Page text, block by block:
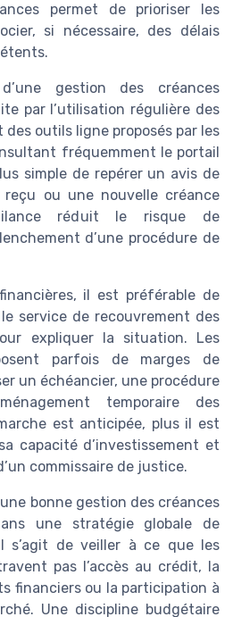
permet de prioriser les
si nécessaire, des délais
gestion des créances
par l’utilisation régulière des
outils ligne proposés par les
fréquemment le portail
simple de repérer un avis de
ou une nouvelle créance
réduit le risque de
d’une procédure de
il est préférable de
service de recouvrement des
expliquer la situation. Les
parfois de marges de
un échéancier, une procédure
temporaire des
est anticipée, plus il est
capacité d’investissement et
commissaire de justice.
bonne gestion des créances
une stratégie globale de
s’agit de veiller à ce que les
pas l’accès au crédit, la
financiers ou la participation à
Une discipline budgétaire